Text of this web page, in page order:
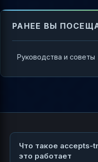
РАНЕЕ ВЫ
Руководства и советы
Что такое accepts-
это работает